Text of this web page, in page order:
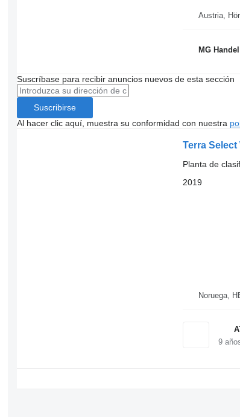
Austria,
MG
Suscríbase para recibir anuncios nuevos de esta sección
Suscribirse
Al hacer clic aquí, muestra su conformidad con nuestra
Terra
Planta de
2019
Noruega,
9